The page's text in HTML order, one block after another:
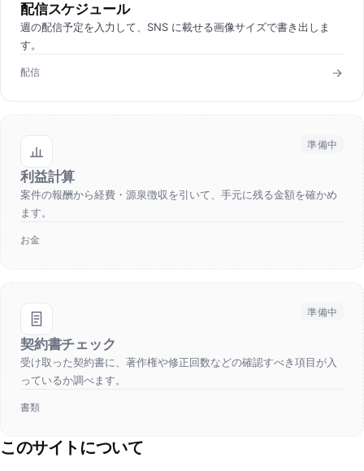
配信スケジュール
週の配信予定を入力して、SNS に載せる画像サイズで書き出しま
す。
配信
準備中
利益計算
案件の報酬から経費・源泉徴収を引いて、手元に残る金額を確かめ
ます。
お金
準備中
契約書チェック
受け取った契約書に、著作権や修正回数などの確認すべき項目が入
っているか調べます。
書類
このサイトについて